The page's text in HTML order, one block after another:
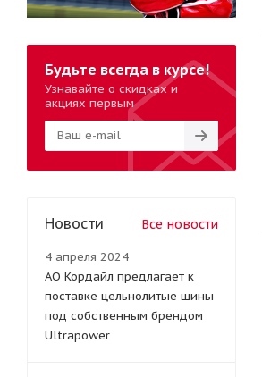
Будьте всегда в курсе!
Узнавайте о скидках и
акциях первым
Новости Все новости
4 апреля 2024
АО Кордайл предлагает к
поставке цельнолитые шины
под собственным брендом
Ultrapower